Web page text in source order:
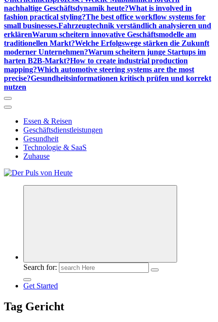
nachhaltige Geschäftsdynamik heute?What is involved in
fashion practical styling?The best office workflow systems for
small businesses.Fahrzeugtechnik verständlich analysieren und
erklärenWarum scheitern innovative Geschäftsmodelle am
traditionellen Markt?Welche Erfolgswege stärken die Zukunft
moderner Unternehmen?Warum scheitern junge Startups im
harten B2B-Markt?How to create industrial production
mapping?Which automotive steering systems are the most
precise?Gesundheitsinformationen kritisch prüfen und korrekt
nutzen
Essen & Reisen
Geschäftsdienstleistungen
Gesundheit
Technologie & SaaS
Zuhause
Meldungen die Resonanz finden
Search for:
Get Started
Tag Gericht